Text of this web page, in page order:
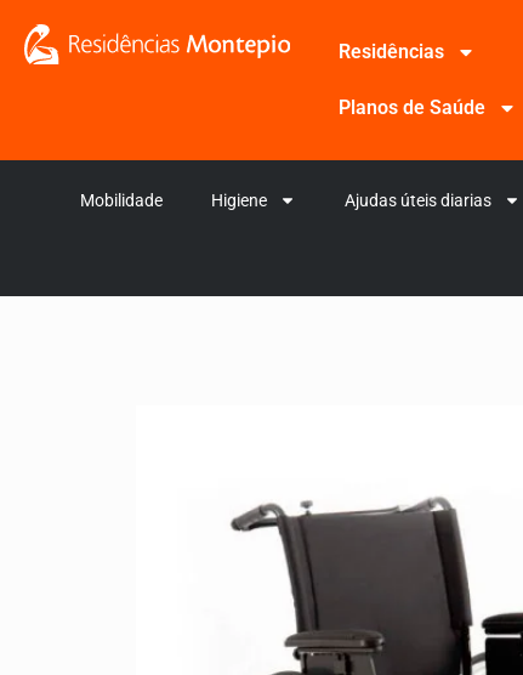
Residências
Planos de Saúde
Mobilidade Higiene Ajudas úteis diarias